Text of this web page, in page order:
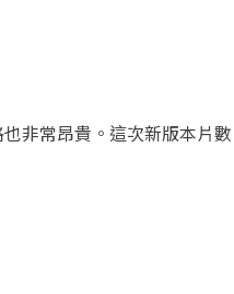
非常昂貴。這次新版本片數